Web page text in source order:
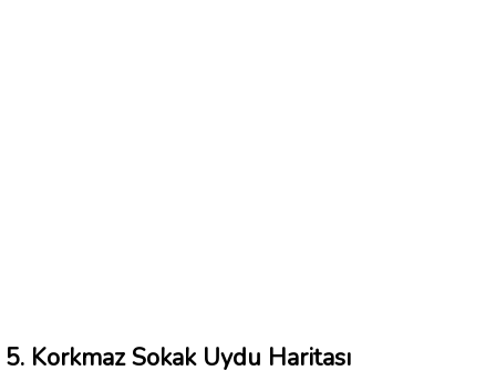
5. Korkmaz Sokak Uydu Haritası